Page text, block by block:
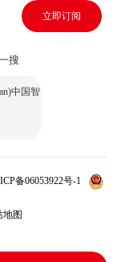
立即订阅
搜
中国智
备06053922号-1
地图